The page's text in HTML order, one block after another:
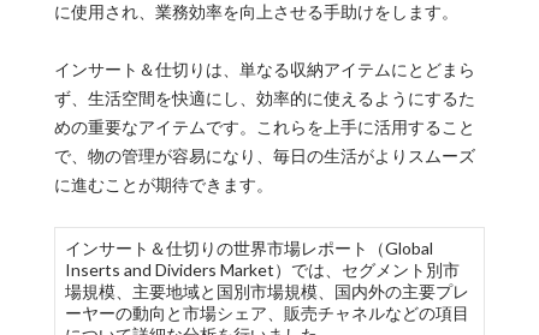
に使用され、業務効率を向上させる手助けをします。
インサート＆仕切りは、単なる収納アイテムにとどまら
ず、生活空間を快適にし、効率的に使えるようにするた
めの重要なアイテムです。これらを上手に活用すること
で、物の管理が容易になり、毎日の生活がよりスムーズ
に進むことが期待できます。
インサート＆仕切りの世界市場レポート（Global
Inserts and Dividers Market）では、セグメント別市
場規模、主要地域と国別市場規模、国内外の主要プレ
ーヤーの動向と市場シェア、販売チャネルなどの項目